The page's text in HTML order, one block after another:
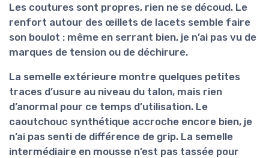
Les coutures sont propres, rien ne se découd. Le
renfort autour des œillets de lacets semble faire
son boulot : même en serrant bien, je n’ai pas vu de
marques de tension ou de déchirure.
La semelle extérieure montre quelques petites
traces d’usure au niveau du talon, mais rien
d’anormal pour ce temps d’utilisation. Le
caoutchouc synthétique accroche encore bien, je
n’ai pas senti de différence de grip. La semelle
intermédiaire en mousse n’est pas tassée pour